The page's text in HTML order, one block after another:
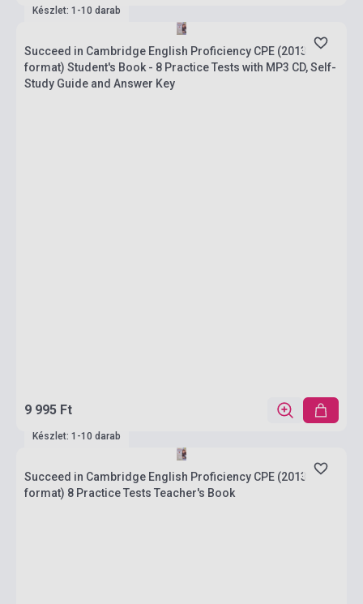
Készlet: 1-10 darab
Succeed in Cambridge English Proficiency CPE (2013
format) Student's Book - 8 Practice Tests with MP3 CD, Self-
Study Guide and Answer Key
9 995 Ft
Készlet: 1-10 darab
Succeed in Cambridge English Proficiency CPE (2013
format) 8 Practice Tests Teacher's Book